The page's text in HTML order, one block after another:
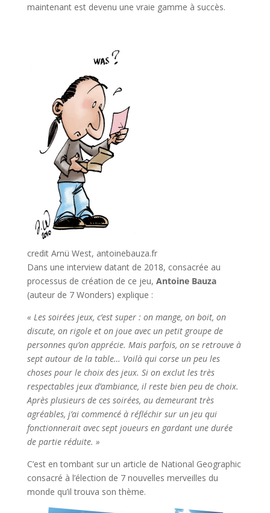
maintenant est devenu une vraie gamme à succès.
credit Arnü West, antoinebauza.fr
Dans une interview datant de 2018, consacrée au
processus de création de ce jeu, Antoine Bauza
(auteur de 7 Wonders) explique :
« Les soirées jeux, c’est super : on mange, on boit, on
discute, on rigole et on joue avec un petit groupe de
personnes qu’on apprécie. Mais parfois, on se retrouve à
sept autour de la table… Voilà qui corse un peu les
choses pour le choix des jeux. Si on exclut les très
respectables jeux d’ambiance, il reste bien peu de choix.
Après plusieurs de ces soirées, au demeurant très
agréables, j’ai commencé à réfléchir sur un jeu qui
fonctionnerait avec sept joueurs en gardant une durée
de partie réduite. »
C’est en tombant sur un article de National Geographic
consacré à l’élection de 7 nouvelles merveilles du
monde qu’il trouva son thème.